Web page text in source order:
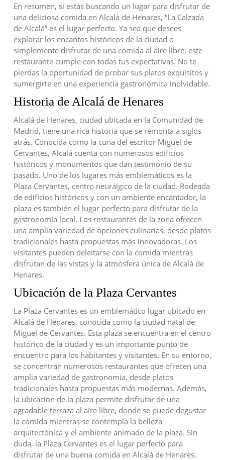
En resumen, si estás buscando un lugar para disfrutar de
una deliciosa comida en Alcalá de Henares, “La Calzada
de Alcalá” es el lugar perfecto. Ya sea que desees
explorar los encantos históricos de la ciudad o
simplemente disfrutar de una comida al aire libre, este
restaurante cumple con todas tus expectativas. No te
pierdas la oportunidad de probar sus platos exquisitos y
sumergirte en una experiencia gastronómica inolvidable.
Historia de Alcalá de Henares
Alcalá de Henares, ciudad ubicada en la Comunidad de
Madrid, tiene una rica historia que se remonta a siglos
atrás. Conocida como la cuna del escritor Miguel de
Cervantes, Alcalá cuenta con numerosos edificios
históricos y monumentos que dan testimonio de su
pasado. Uno de los lugares más emblemáticos es la
Plaza Cervantes, centro neurálgico de la ciudad. Rodeada
de edificios históricos y con un ambiente encantador, la
plaza es también el lugar perfecto para disfrutar de la
gastronomía local. Los restaurantes de la zona ofrecen
una amplia variedad de opciones culinarias, desde platos
tradicionales hasta propuestas más innovadoras. Los
visitantes pueden deleitarse con la comida mientras
disfrutan de las vistas y la atmósfera única de Alcalá de
Henares.
Ubicación de la Plaza Cervantes
La Plaza Cervantes es un emblemático lugar ubicado en
Alcalá de Henares, conocida como la ciudad natal de
Miguel de Cervantes. Esta plaza se encuentra en el centro
histórico de la ciudad y es un importante punto de
encuentro para los habitantes y visitantes. En su entorno,
se concentran numerosos restaurantes que ofrecen una
amplia variedad de gastronomía, desde platos
tradicionales hasta propuestas más modernas. Además,
la ubicación de la plaza permite disfrutar de una
agradable terraza al aire libre, donde se puede degustar
la comida mientras se contempla la belleza
arquitectónica y el ambiente animado de la plaza. Sin
duda, la Plaza Cervantes es el lugar perfecto para
disfrutar de una buena comida en Alcalá de Henares.